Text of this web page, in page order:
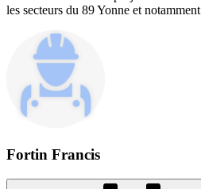
les secteurs du 89 Yonne et
Fortin Francis